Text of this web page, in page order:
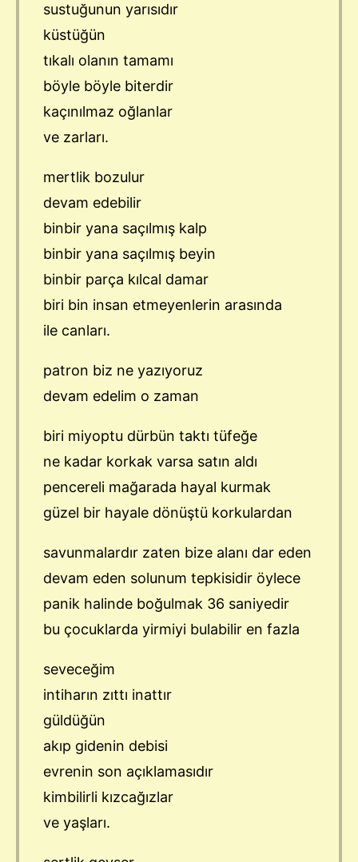
sustuğunun yarısıdır
küstüğün
tıkalı olanın tamamı
böyle böyle biterdir
kaçınılmaz oğlanlar
ve zarları.
mertlik bozulur
devam edebilir
binbir yana saçılmış kalp
binbir yana saçılmış beyin
binbir parça kılcal damar
biri bin insan etmeyenlerin arasında
ile canları.
patron biz ne yazıyoruz
devam edelim o zaman
biri miyoptu dürbün taktı tüfeğe
ne kadar korkak varsa satın aldı
pencereli mağarada hayal kurmak
güzel bir hayale dönüştü korkulardan
savunmalardır zaten bize alanı dar eden
devam eden solunum tepkisidir öylece
panik halinde boğulmak 36 saniyedir
bu çocuklarda yirmiyi bulabilir en fazla
seveceğim
intiharın zıttı inattır
güldüğün
akıp gidenin debisi
evrenin son açıklamasıdır
kimbilirli kızcağızlar
ve yaşları.